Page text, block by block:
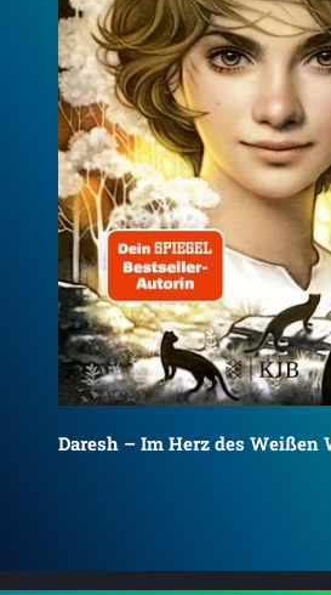
Daresh – Im Tal des Kalten